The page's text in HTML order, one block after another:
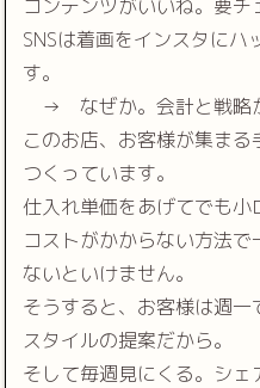
コンテンツがいいね。要チ
SNSは着画をインスタにハ
す。
→ なぜか。会計と戦略
このお店、お客様が集ま
つくっています。
仕入れ単価をあげてでも小
コストがかからない方法
ないといけません。
そうすると、お客様は週一
スタイルの提案だから。
そして毎週見にくる。シェ